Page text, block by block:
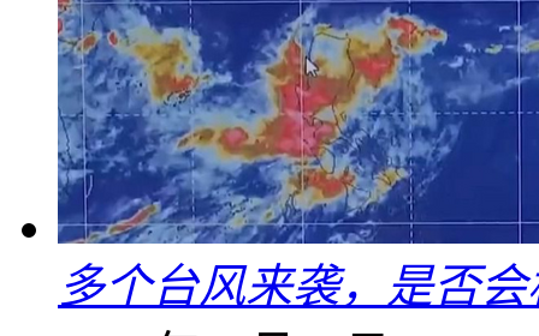
多个台风来袭，是否